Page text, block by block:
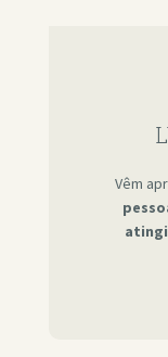
Vêm